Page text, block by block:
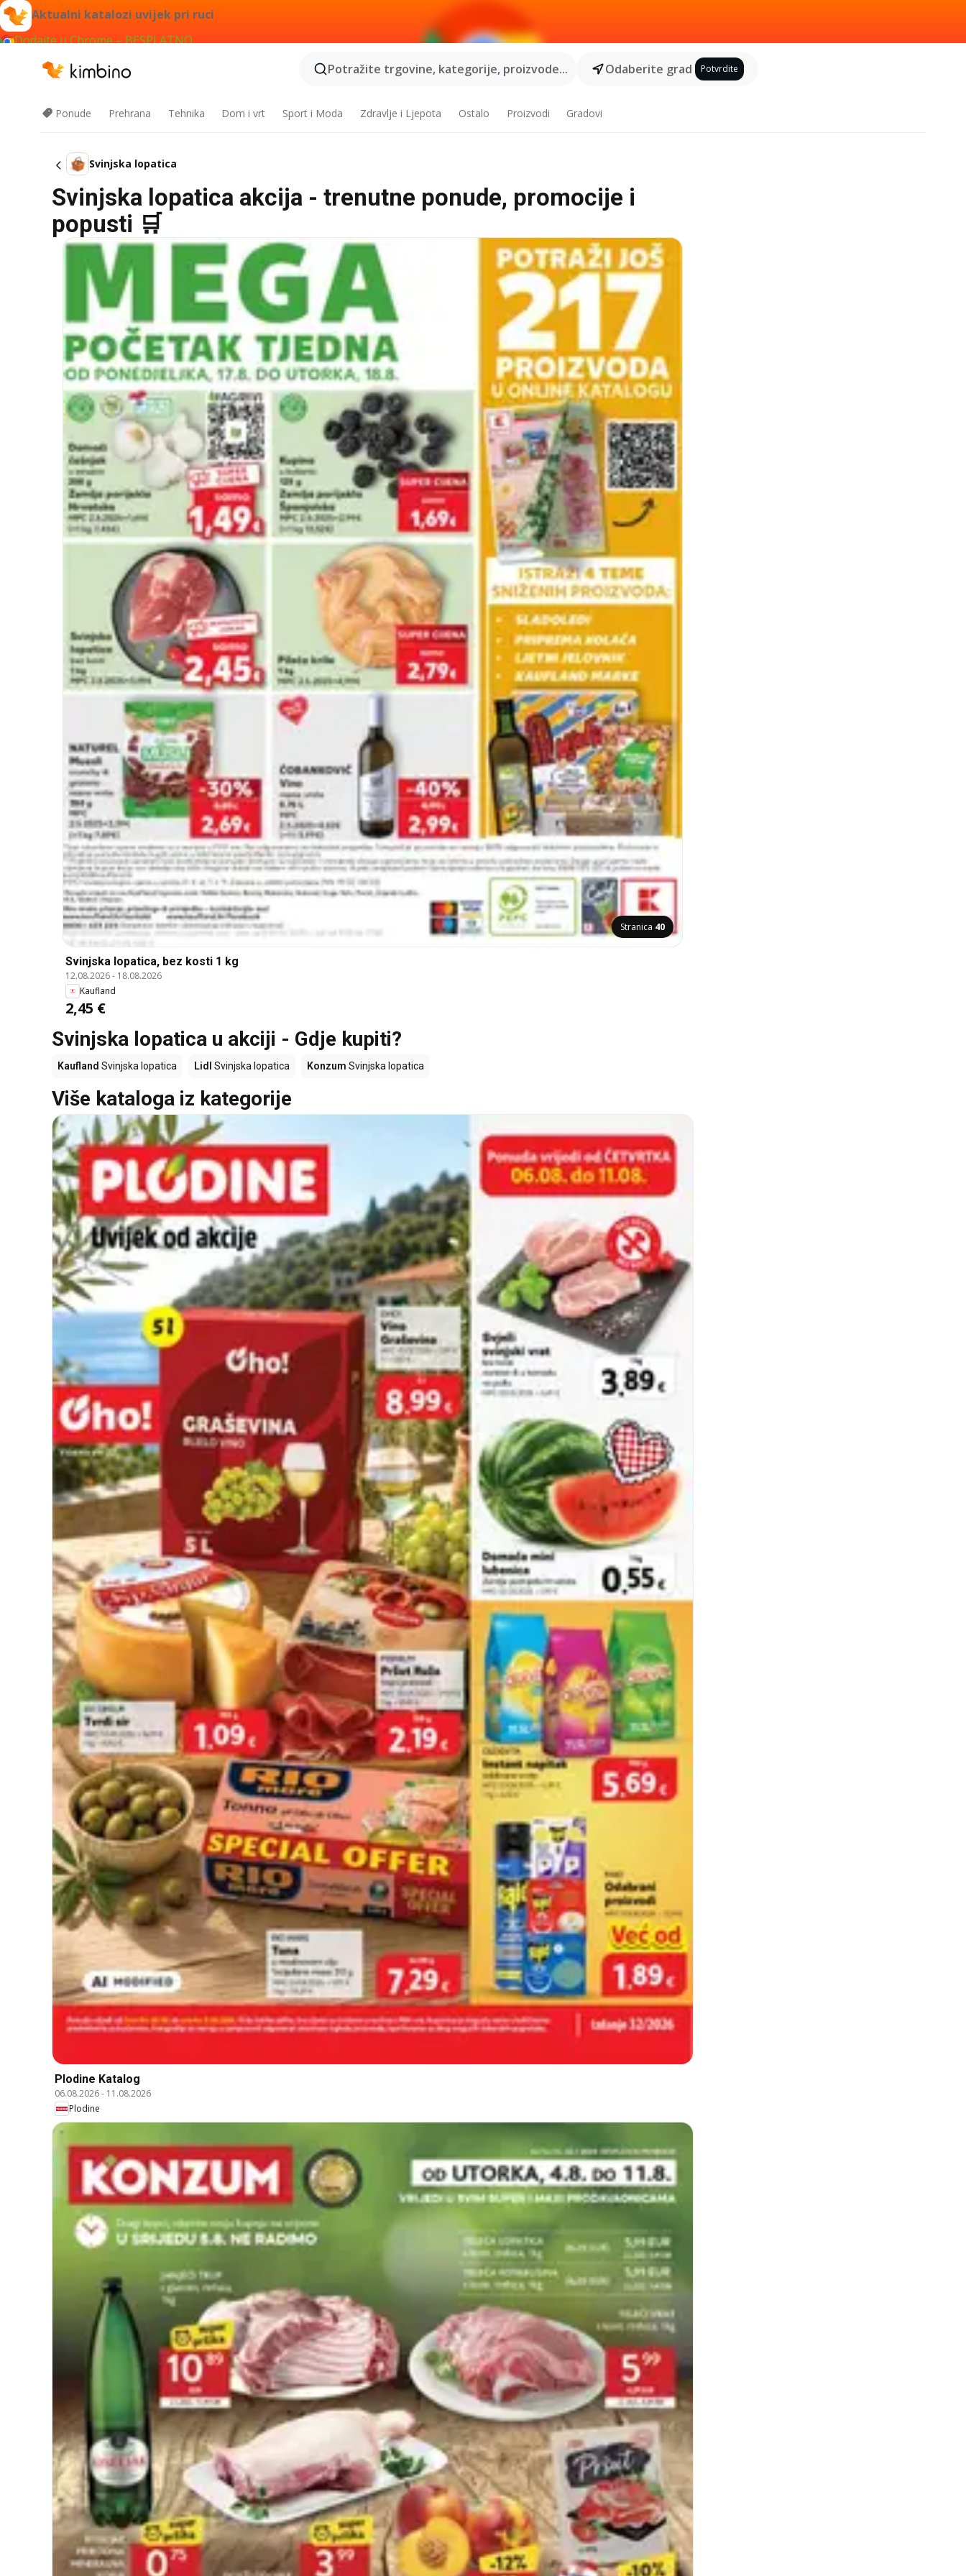
Aktualni katalozi uvijek pri ruci
Dodajte u Chrome – BESPLATNO
Potražite trgovine, kategorije, proizvode...
Odaberite grad Potvrdite
Ponude Prehrana Tehnika Dom i vrt Sport i Moda Zdravlje i Ljepota Ostalo Proizvodi Gradovi
Svinjska lopatica
Svinjska lopatica akcija - trenutne ponude, promocije i
popusti 🛒
Stranica 40
Svinjska lopatica, bez kosti 1 kg
12.08.2026- 18.08.2026
Kaufland
2,45 €
Svinjska lopatica u akciji - Gdje kupiti?
Kaufland Svinjska lopatica Lidl Svinjska lopatica Konzum Svinjska lopatica
Više kataloga iz kategorije
Plodine Katalog
06.08.2026- 11.08.2026
Plodine